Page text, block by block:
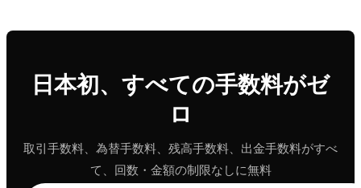
日本初、すべての手数料がゼ
ロ
取引手数料、為替手数料、残高手数料、出金手数料がすべ
て、回数・金額の制限なしに無料